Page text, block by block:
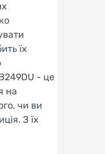
їх
- це
на
чи ви
З їх